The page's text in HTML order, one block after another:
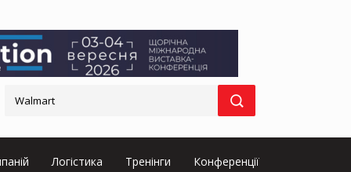
Логістика Тренінги Конференції